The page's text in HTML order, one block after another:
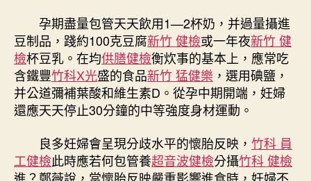
孕期盡量包管天天飲用1—2杯奶，并過量攝進
豆制品，踐約100克豆腐新竹 健檢或一年夜新竹 健
檢杯豆乳。在均供膳健檢衡炊事的基本上，應常吃
含鐵豐竹科X光盛的食品新竹 猛健樂 ，選用碘鹽，
并公道彌補葉酸和維生素D。從孕中期開端，妊婦
還應天天停止30分鐘的中等強度身材運動。
良多妊婦會呈現分歧水平的懷胎反映， 竹科 員
工健檢此時應若何包管養超音波健檢分攝竹科 健檢
進？鄭薇說，當懷胎反映嚴重影響進食時，妊婦不